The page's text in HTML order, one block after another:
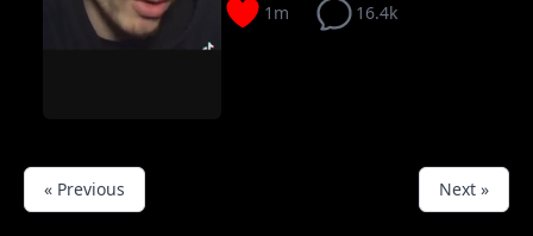
1m
16.4k
« Previous Next »